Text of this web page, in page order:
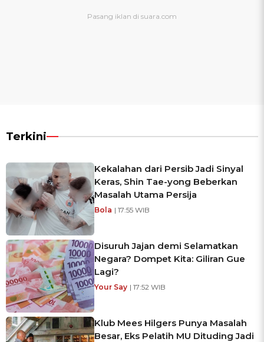
Terkini
Kekalahan dari Persib Jadi Sinyal
Keras, Shin Tae-yong Beberkan
Masalah Utama Persija
Bola | 17:55 WIB
Disuruh Jajan demi Selamatkan
Negara? Dompet Kita: Giliran Gue
Lagi?
Your Say | 17:52 WIB
Klub Mees Hilgers Punya Masalah
Besar, Eks Pelatih MU Dituding Jadi